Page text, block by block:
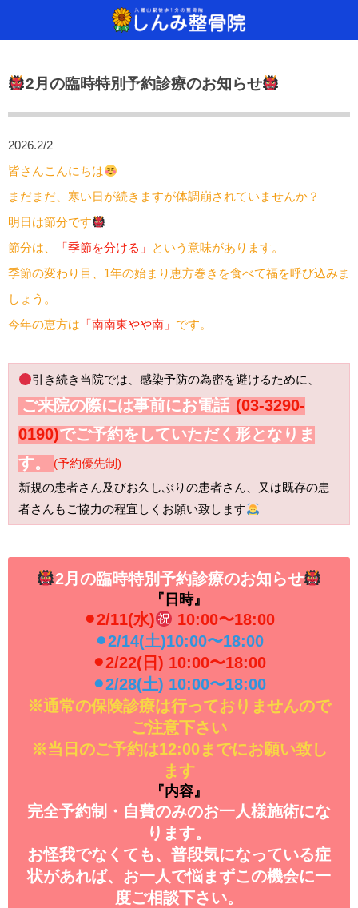
2月の臨時特別予約診療のお知らせ
2026.2/2
皆さんこんにちは
まだまだ、寒い日が続きますが体調崩されていませんか？
明日は節分です
節分は、
「季節を分ける」
という意味があります。
季節の変わり目、1年の始まり恵方巻きを食べて福を呼び込みま
しょう。
今年の恵方は 「南南東やや南」 です。
引き続き当院では、感染予防の為密を避けるために、
ご来院の際には事前にお電話 (03-3290-
0190)でご予約をしていただく形となりま
す。
(予約優先制)
新規の患者さん及びお久しぶりの患者さん、又は既存の患
者さんもご協力の程宜しくお願い致します
2月の臨時特別予約診療のお知らせ
『日時』
⚫︎2/11(水)
10:00〜18:00
⚫︎2/14(土)10:00〜18:00
⚫︎2/22(日) 10:00〜18:00
⚫︎2/28(土) 10:00〜18:00
※通常の保険診療は行っておりませんので
ご注意下さい
※当日のご予約は12:00までにお願い致し
ます
『内容』
完全予約制・自費のみのお一人様施術にな
ります。
お怪我でなくても、普段気になっている症
状があれば、お一人で悩まずこの機会に一
度ご相談下さい。
しんみ整骨院へようこそ
ご来院から施術、その後の流れ
通常予約・自費診療について
どんな治療をするの？
肩が痛い！肩
レーザー光線
手（痛気持ち